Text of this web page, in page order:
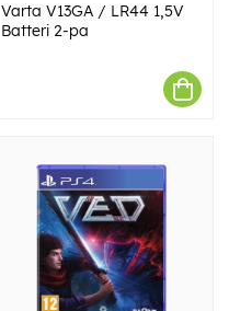
Varta V13GA / LR44 1,5V
Batteri 2-pa